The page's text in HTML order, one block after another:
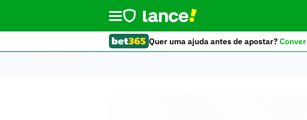
Quer uma ajuda antes de apostar?